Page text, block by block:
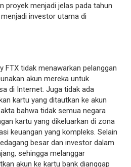
proyek menjadi jelas pada tahun
investor utama di
FTX tidak menawarkan pelanggan
akun mereka untuk
di Internet. Juga tidak ada
kartu yang ditautkan ke akun
bahwa tidak semua negara
kartu yang dikeluarkan di zona
keuangan yang kompleks. Selain
besar dan investor dalam
sehingga melanggar
akun ke kartu bank dianggap